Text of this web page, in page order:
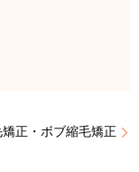
正・ボブ縮毛矯正